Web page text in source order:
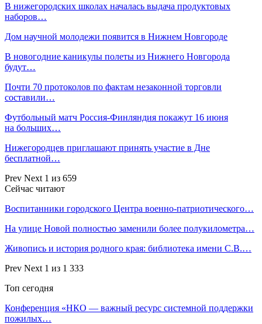
В нижегородских школах началась выдача продуктовых
наборов…
Дом научной молодежи появится в Нижнем Новгороде
В новогодние каникулы полеты из Нижнего Новгорода
будут…
Почти 70 протоколов по фактам незаконной торговли
составили…
Футбольный матч Россия-Финляндия покажут 16 июня
на больших…
Нижегородцев приглашают принять участие в Дне
бесплатной…
Prev Next 1 из 659
Сейчас читают
Воспитанники городского Центра военно-патриотического…
На улице Новой полностью заменили более полукилометра…
Живопись и история родного края: библиотека имени С.В.…
Prev Next 1 из 1 333
Топ сегодня
Конференция «НКО — важный ресурс системной поддержки
пожилых…